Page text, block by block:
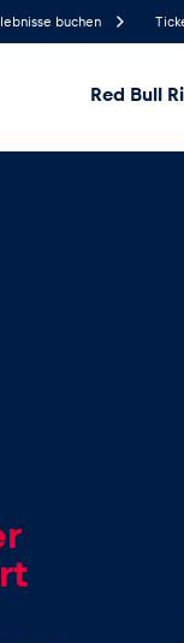
buchen
Red Bull